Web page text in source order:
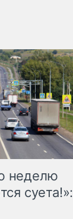
неделю
суета!»: